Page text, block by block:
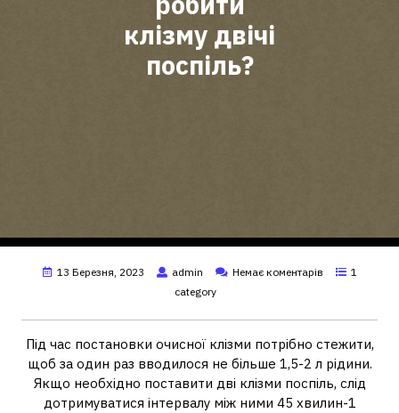
клізму двічі
поспіль?
13 Березня, 2023 admin Немає коментарів
1
category
Під час постановки очисної клізми потрібно стежити,
щоб за один раз вводилося не більше 1,5-2 л рідини.
Якщо необхідно поставити дві клізми поспіль, слід
дотримуватися інтервалу між ними 45 хвилин-1